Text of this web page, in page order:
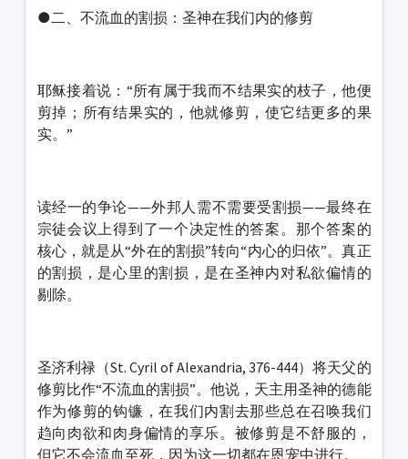
●二、不流血的割损：圣神在我们内的修剪
耶稣接着说：“所有属于我而不结果实的枝子，他便
剪掉；所有结果实的，他就修剪，使它结更多的果
实。”
读经一的争论——外邦人需不需要受割损——最终在
宗徒会议上得到了一个决定性的答案。那个答案的
核心，就是从“外在的割损”转向“内心的归依”。真正
的割损，是心里的割损，是在圣神内对私欲偏情的
剔除。
圣济利禄（St. Cyril of Alexandria, 376-444）将天父的
修剪比作“不流血的割损”。他说，天主用圣神的德能
作为修剪的钩镰，在我们内割去那些总在召唤我们
趋向肉欲和肉身偏情的享乐。被修剪是不舒服的，
但它不会流血至死，因为这一切都在恩宠中进行。